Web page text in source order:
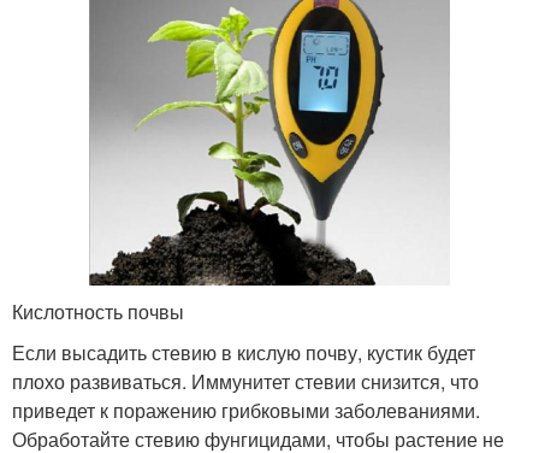
Кислотность почвы
Если высадить стевию в кислую почву, кустик будет
плохо развиваться. Иммунитет стевии снизится, что
приведет к поражению грибковыми заболеваниями.
Обработайте стевию фунгицидами, чтобы растение не